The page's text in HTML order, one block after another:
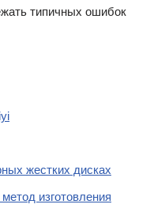
типичных ошибок
жестких дисках
изготовления